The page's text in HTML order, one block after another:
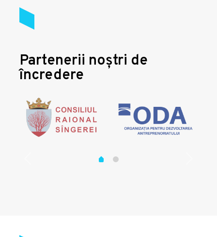
Partenerii noștri de
încredere